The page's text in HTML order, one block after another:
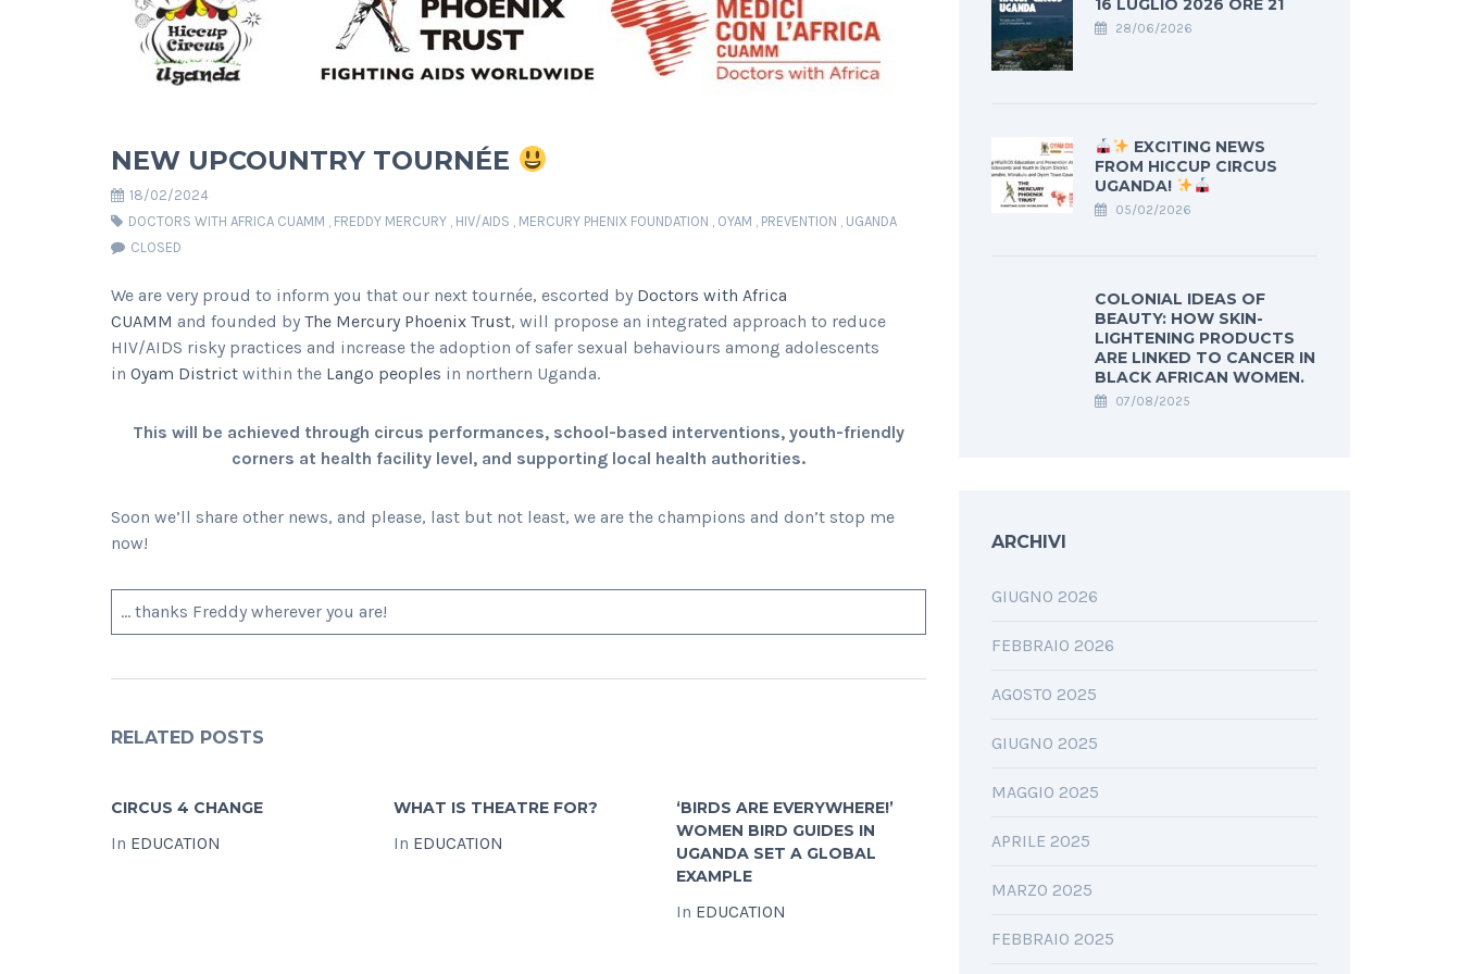
NEW UPCOUNTRY TOURNÉE
18/02/2024
DOCTORS WITH AFRICA CUAMM , FREDDY MERCURY , HIV/AIDS , MERCURY PHENIX FOUNDATION , OYAM , PREVENTION , UGANDA
CLOSED
We are very proud to inform you that our next tournée, escorted by Doctors with Africa
CUAMM and founded by The Mercury Phoenix Trust, will propose an integrated approach to reduce
HIV/AIDS risky practices and increase the adoption of safer sexual behaviours among adolescents
in Oyam District within the Lango peoples in northern Uganda.
This will be achieved through circus performances, school-based interventions, youth-friendly
corners at health facility level, and supporting local health authorities.
Soon we’ll share other news, and please, last but not least, we are the champions and don’t stop me
now!
… thanks Freddy wherever you are!
RELATED POSTS
CIRCUS 4 CHANGE
In EDUCATION
WHAT IS THEATRE FOR?
In EDUCATION
‘BIRDS ARE EVERYWHERE!’
WOMEN BIRD GUIDES IN
UGANDA SET A GLOBAL
EXAMPLE
In EDUCATION
16 LUGLIO 2026 ORE 21
28/06/2026
EXCITING NEWS
FROM HICCUP CIRCUS
UGANDA!
05/02/2026
COLONIAL IDEAS OF
BEAUTY: HOW SKIN-
LIGHTENING PRODUCTS
ARE LINKED TO CANCER IN
BLACK AFRICAN WOMEN.
07/08/2025
ARCHIVI
GIUGNO 2026
FEBBRAIO 2026
AGOSTO 2025
GIUGNO 2025
MAGGIO 2025
APRILE 2025
MARZO 2025
FEBBRAIO 2025